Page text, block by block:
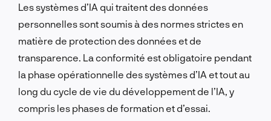
Les systèmes d’IA qui traitent des données
personnelles sont soumis à des normes strictes en
matière de protection des données et de
transparence. La conformité est obligatoire pendant
la phase opérationnelle des systèmes d’IA et tout au
long du cycle de vie du développement de l’IA, y
compris les phases de formation et d’essai.